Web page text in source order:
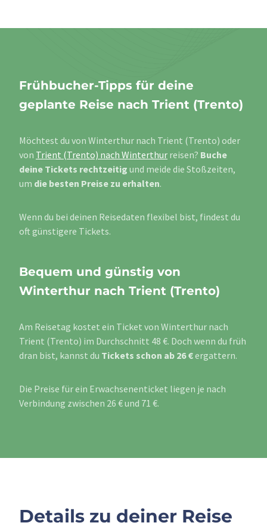
Frühbucher-Tipps für deine
geplante Reise nach Trient (Trento)
Möchtest du von Winterthur nach Trient (Trento) oder
von Trient (Trento) nach Winterthur reisen? Buche
deine Tickets rechtzeitig und meide die Stoßzeiten,
um die besten Preise zu erhalten.
Wenn du bei deinen Reisedaten flexibel bist, findest du
oft günstigere Tickets.
Bequem und günstig von
Winterthur nach Trient (Trento)
Am Reisetag kostet ein Ticket von Winterthur nach
Trient (Trento) im Durchschnitt 48 €. Doch wenn du früh
dran bist, kannst du Tickets schon ab 26 €ergattern.
Die Preise für ein Erwachsenenticket liegen je nach
Verbindung zwischen 26 € und 71 €.
Details zu deiner Reise